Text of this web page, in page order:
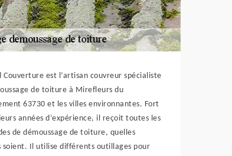
Couverture est l’artisan couvreur spécialiste
de toiture à Mirefleurs du
63730 et les villes environnantes. Fort
années d’expérience, il reçoit toutes les
de démoussage de toiture, quelles
soient. Il utilise différents outillages pour